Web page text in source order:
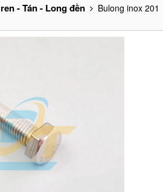
- Tán - Long đền
Bulong inox 201